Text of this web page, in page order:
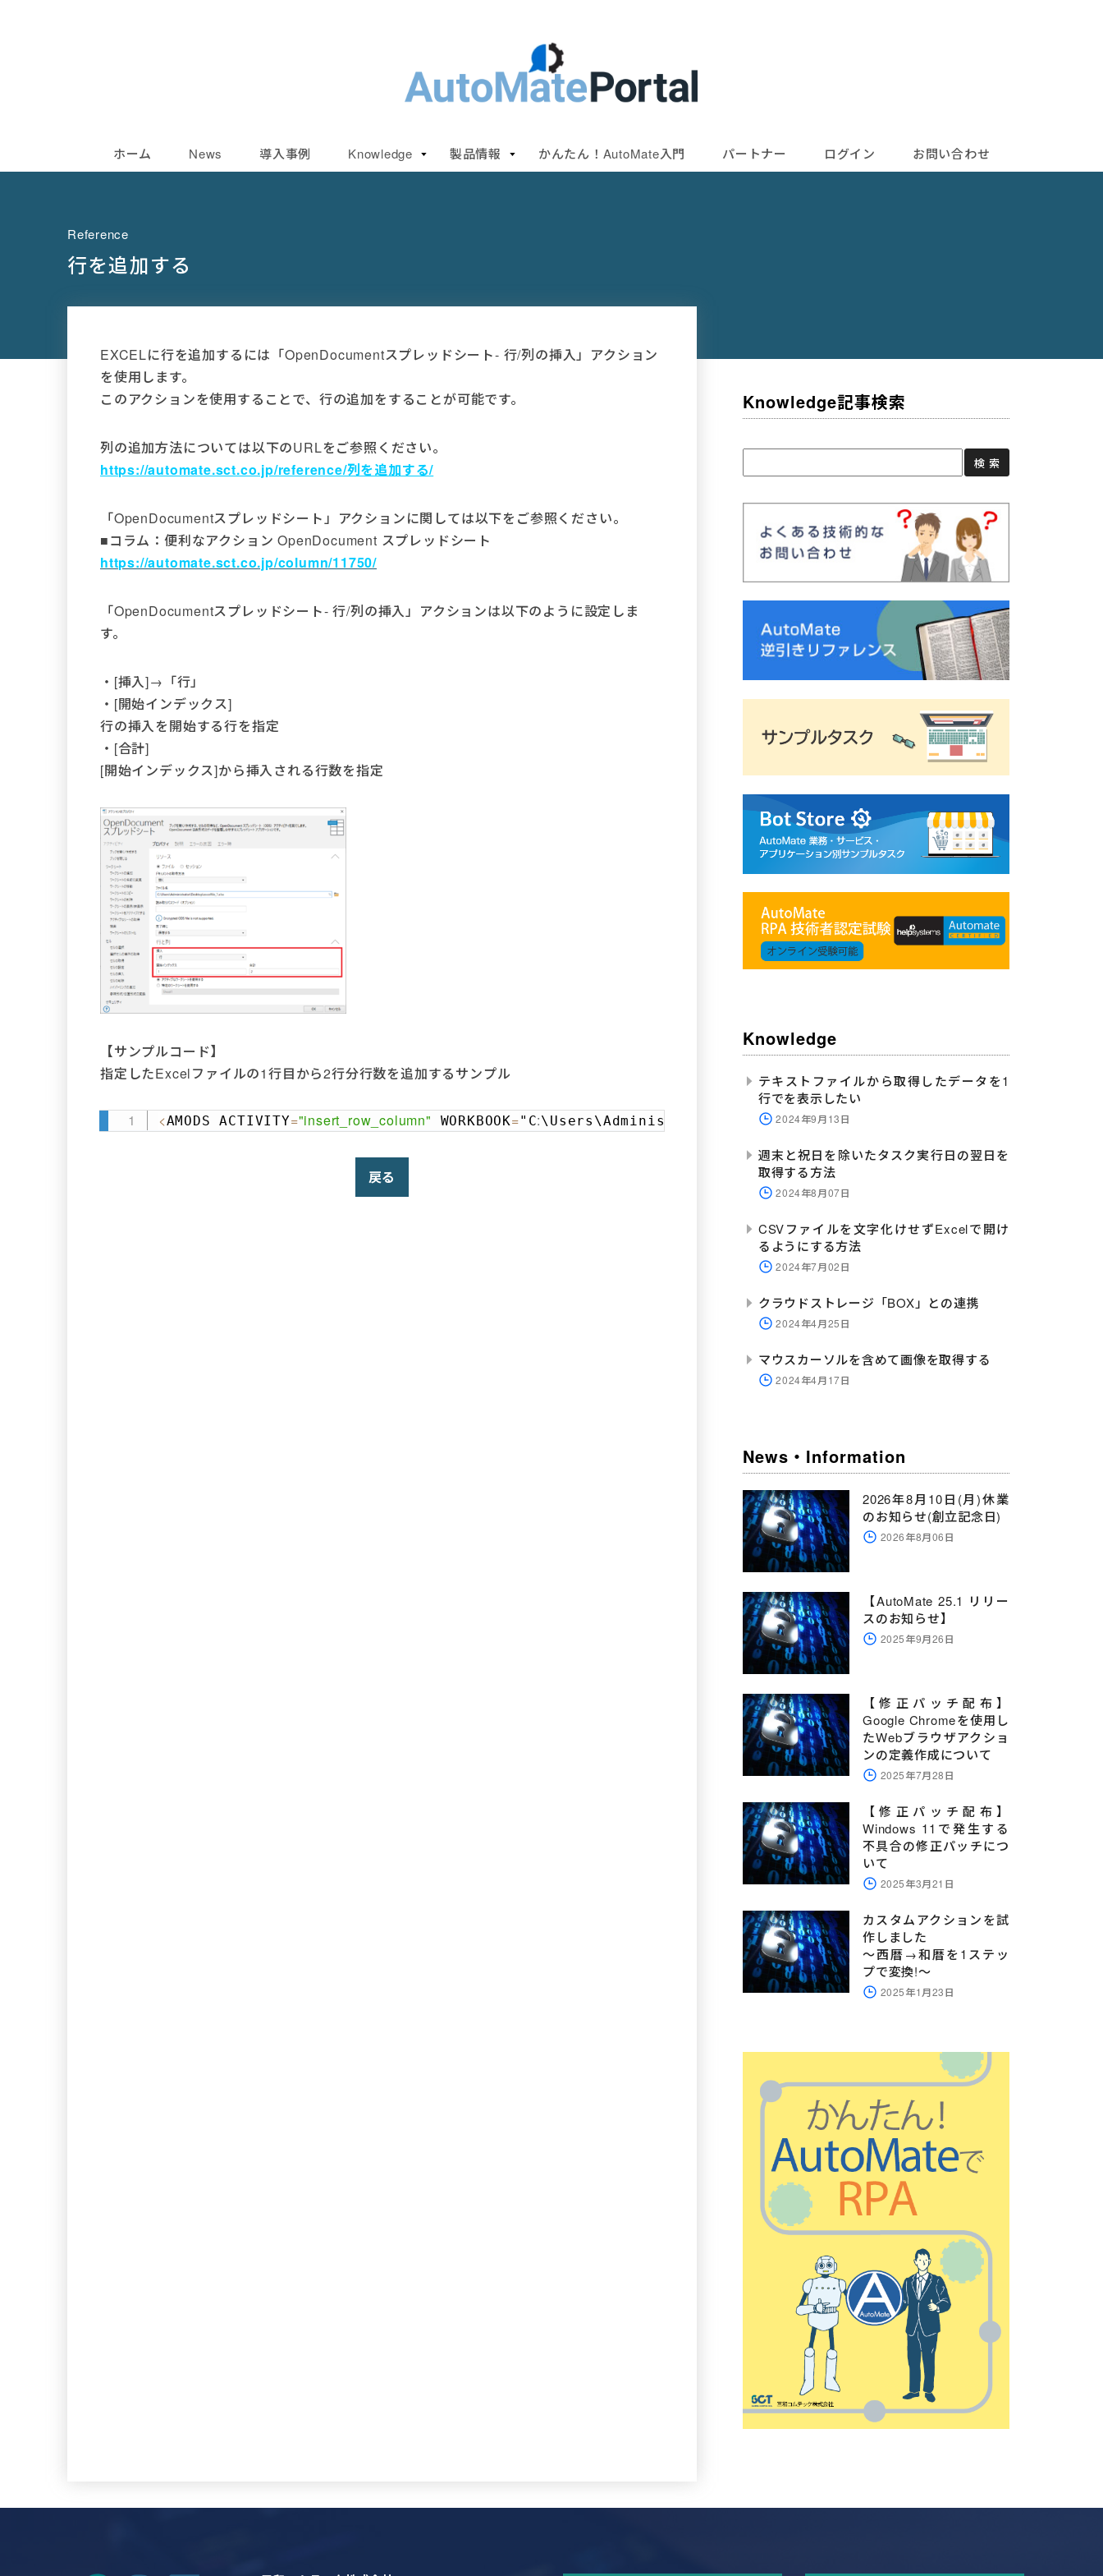
ホーム News 導入事例 Knowledge 製品情報 かんたん！AutoMate入門 パートナー ログイン お問い合わせ
Reference
行を追加する
EXCELに行を追加するには「OpenDocumentスプレッドシート- 行/列の挿入」アクション
を使用します。
このアクションを使用することで、行の追加をすることが可能です。
列の追加方法については以下のURLをご参照ください。
https://automate.sct.co.jp/reference/列を追加する/
「OpenDocumentスプレッドシート」アクションに関しては以下をご参照ください。
■コラム：便利なアクション OpenDocument スプレッドシート
https://automate.sct.co.jp/column/11750/
「OpenDocumentスプレッドシート- 行/列の挿入」アクションは以下のように設定しま
す。
・[挿入]→「行」
・[開始インデックス]
行の挿入を開始する行を指定
・[合計]
[開始インデックス]から挿入される行数を指定
【サンプルコード】
指定したExcelファイルの1行目から2行分行数を追加するサンプル
<AMODS ACTIVITY="insert_row_column" WORKBOOK="C:\Users\Administrator\Desktop\excelfile_1.xlsx
Copy
戻る
Knowledge記事検索
Knowledge
テキストファイルから取得したデータを1
行でを表示したい
2024年9月13日
週末と祝日を除いたタスク実行日の翌日を
取得する方法
2024年8月07日
CSVファイルを文字化けせずExcelで開け
るようにする方法
2024年7月02日
クラウドストレージ「BOX」との連携
2024年4月25日
マウスカーソルを含めて画像を取得する
2024年4月17日
News・Information
2026年8月10日(月)休業
のお知らせ(創立記念日)
2026年8月06日
【AutoMate 25.1 リリー
スのお知らせ】
2025年9月26日
【修正パッチ配布】
Google Chromeを使用し
たWebブラウザアクショ
ンの定義作成について
2025年7月28日
【修正パッチ配布】
Windows 11で発生する
不具合の修正パッチにつ
いて
2025年3月21日
カスタムアクションを試
作しました
～西暦→和暦を1ステッ
プで変換!～
2025年1月23日